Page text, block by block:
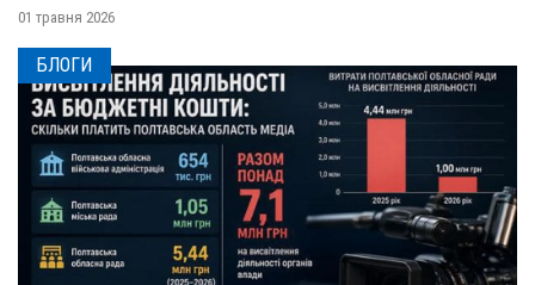
01 травня 2026
БЛОГИ